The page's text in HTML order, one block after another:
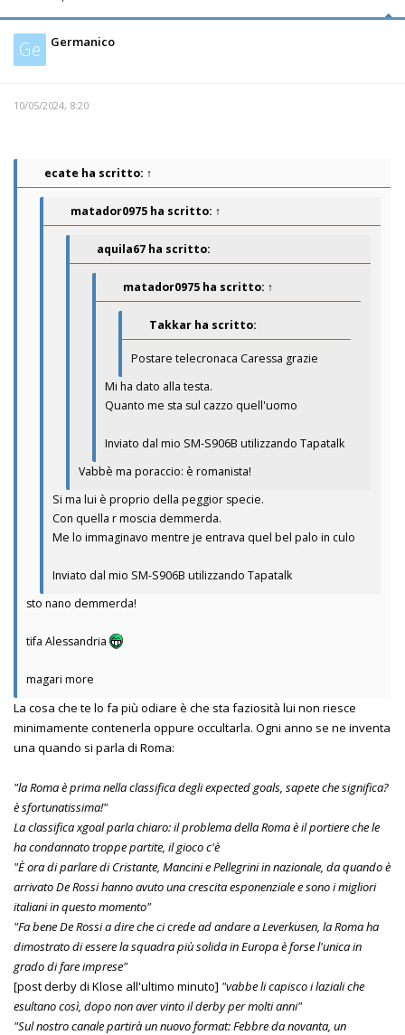
Ge Germanico
10/05/2024, 8:20
ecate ha scritto: ↑
matador0975 ha scritto: ↑
aquila67 ha scritto:
matador0975 ha scritto: ↑
Takkar ha scritto:
Postare telecronaca Caressa grazie
Mi ha dato alla testa.
Quanto me sta sul cazzo quell'uomo
Inviato dal mio SM-S906B utilizzando Tapatalk
Vabbè ma poraccio: è romanista!
Si ma lui è proprio della peggior specie.
Con quella r moscia demmerda.
Me lo immaginavo mentre je entrava quel bel palo in culo
Inviato dal mio SM-S906B utilizzando Tapatalk
sto nano demmerda!
tifa Alessandria
magari more
La cosa che te lo fa più odiare è che sta faziosità lui non riesce
minimamente contenerla oppure occultarla. Ogni anno se ne inventa
una quando si parla di Roma:
"la Roma è prima nella classifica degli expected goals, sapete che significa?
è sfortunatissima!"
La classifica xgoal parla chiaro: il problema della Roma è il portiere che le
ha condannato troppe partite, il gioco c'è
"È ora di parlare di Cristante, Mancini e Pellegrini in nazionale, da quando è
arrivato De Rossi hanno avuto una crescita esponenziale e sono i migliori
italiani in questo momento"
"Fa bene De Rossi a dire che ci crede ad andare a Leverkusen, la Roma ha
dimostrato di essere la squadra più solida in Europa è forse l'unica in
grado di fare imprese"
[post derby di Klose all'ultimo minuto] "vabbe li capisco i laziali che
esultano così, dopo non aver vinto il derby per molti anni"
"Sul nostro canale partirà un nuovo format: Febbre da novanta, un